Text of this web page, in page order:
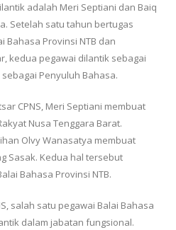
adalah Meri Septiani dan Baiq
Setelah satu tahun bertugas
Bahasa Provinsi NTB dan
kedua pegawai dilantik sebagai
Penyuluh Bahasa.
CPNS, Meri Septiani membuat
Nusa Tenggara Barat.
Olvy Wanasatya membuat
Sasak. Kedua hal tersebut
Bahasa Provinsi NTB.
salah satu pegawai Balai Bahasa
dalam jabatan fungsional.